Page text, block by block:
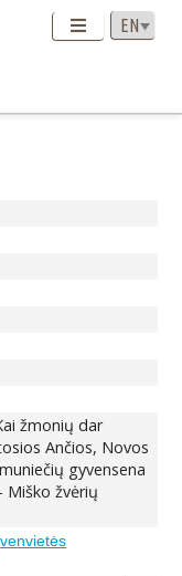
žmonių dar
Ančios, Novos
gyvensena
žvėrių